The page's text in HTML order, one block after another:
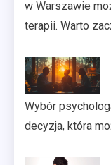
w Warszawie
terapii. Warto
Wybór
decyzja, która